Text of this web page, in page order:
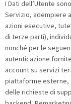
I Dati dell’Utente
Servizio, adempiere
azioni esecutive,
di terze parti),
nonché per le
autenticazione
account su servizi
piattaforme esterne,
delle richieste di